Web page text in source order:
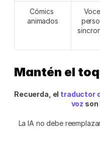
Cómics
animados
Mantén el
Recuerda, el traductor
voz
La IA no debe